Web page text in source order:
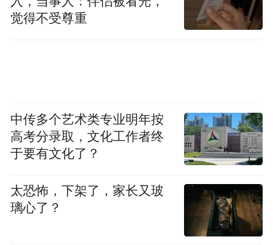
格陵兰岛上，一顶印有“让美国滚开”字样的棒球帽
视觉中国
特朗普曾在其第一届政府期间就看上了格陵
兰岛。美媒分析称，随着全球大国寻求扩大
其在北极地区的影响力和足迹，矿产资源丰
富的格陵兰岛因其在安全和贸易方面的战略
觉得不受尊重
中传多个艺术类专业明年按
高考分录取，文化工作者终
于要有文化了？
太恐怖，下架了，家长又玻
璃心了？